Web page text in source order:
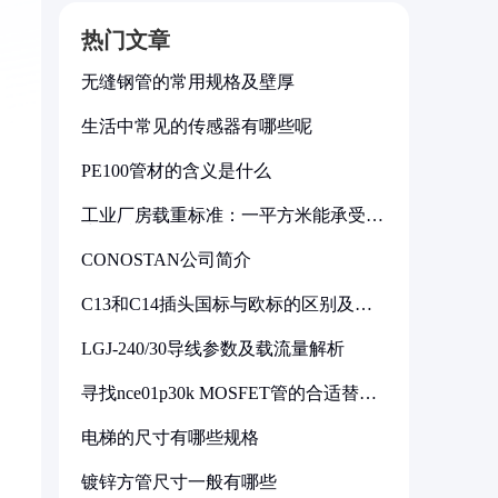
热门文章
无缝钢管的常用规格及壁厚
生活中常见的传感器有哪些呢
PE100管材的含义是什么
工业厂房载重标准：一平方米能承受多
CONOSTAN公司简介
C13和C14插头国标与欧标的区别及其
LGJ-240/30导线参数及载流量解析
寻找nce01p30k MOSFET管的合适替代
电梯的尺寸有哪些规格
镀锌方管尺寸一般有哪些